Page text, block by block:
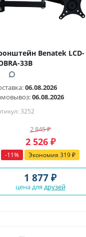
Benatek LCD-
33B
06.08.2026
06.08.2026
3252
2 845₽
2 526₽
-11% Экономия 319₽
1 877 ₽
цена для друзей